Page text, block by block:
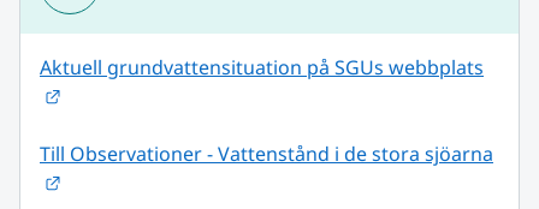
Aktuell grundvattensituation på SGUs webbplats
Till Observationer - Vattenstånd i de stora sjöarna